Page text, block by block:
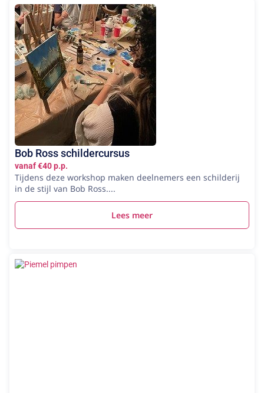
Bob Ross schildercursus
vanaf €40 p.p.
Tijdens deze workshop maken deelnemers een schilderij
in de stijl van Bob Ross....
Lees meer